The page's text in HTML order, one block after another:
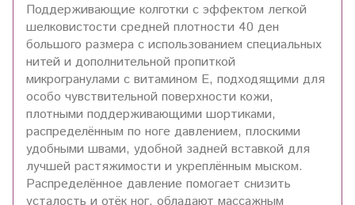
Поддерживающие колготки с эффектом легкой
шелковистости средней плотности 40 ден
большого размера с использованием специальных
нитей и дополнительной пропиткой
микрогранулами с витамином E, подходящими для
особо чувствительной поверхности кожи,
плотными поддерживающими шортиками,
распределённым по ноге давлением, плоскими
удобными швами, удобной задней вставкой для
лучшей растяжимости и укреплённым мыском.
Распределённое давление помогает снизить